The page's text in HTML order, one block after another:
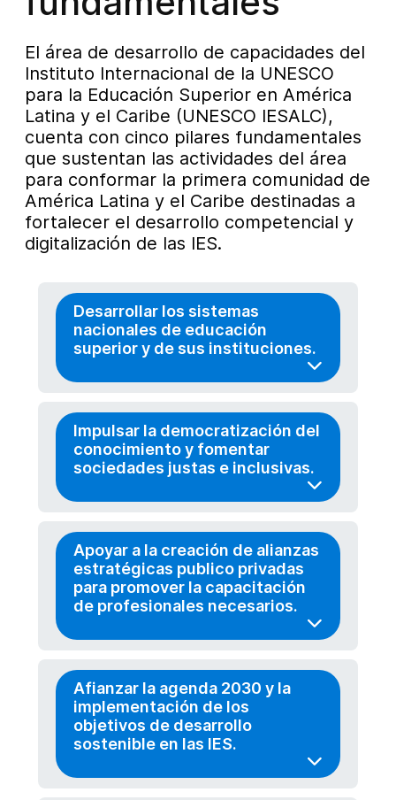
El área de desarrollo de capacidades del
Instituto Internacional de la UNESCO
para la Educación Superior en América
Latina y el Caribe (UNESCO IESALC),
cuenta con cinco pilares fundamentales
que sustentan las actividades del área
para conformar la primera comunidad de
América Latina y el Caribe destinadas a
fortalecer el desarrollo competencial y
digitalización de las IES.
Desarrollar los sistemas
nacionales de educación
superior y de sus instituciones.
Impulsar la democratización del
conocimiento y fomentar
sociedades justas e inclusivas.
Apoyar a la creación de alianzas
estratégicas publico privadas
para promover la capacitación
de profesionales necesarios.
Afianzar la agenda 2030 y la
implementación de los
objetivos de desarrollo
sostenible en las IES.